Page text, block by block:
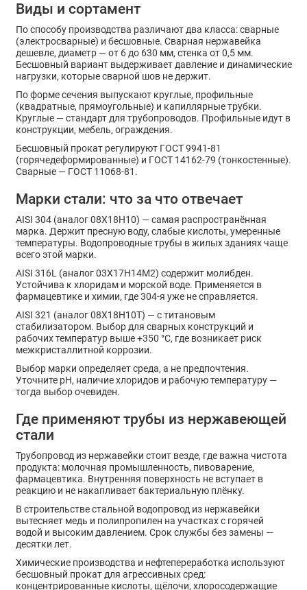
Виды и сортамент
По способу производства различают два класса: сварные
(электросварные) и бесшовные. Сварная нержавейка
дешевле, диаметр — от 6 до 630 мм, стенка от 0,5 мм.
Бесшовный вариант выдерживает давление и динамические
нагрузки, которые сварной шов не держит.
По форме сечения выпускают круглые, профильные
(квадратные, прямоугольные) и капиллярные трубки.
Круглые — стандарт для трубопроводов. Профильные идут в
конструкции, мебель, ограждения.
Бесшовный прокат регулируют ГОСТ 9941-81
(горячедеформированные) и ГОСТ 14162-79 (тонкостенные).
Сварные — ГОСТ 11068-81.
Марки стали: что за что отвечает
AISI 304 (аналог 08Х18Н10) — самая распространённая
марка. Держит пресную воду, слабые кислоты, умеренные
температуры. Водопроводные трубы в жилых зданиях чаще
всего этой марки.
AISI 316L (аналог 03Х17Н14М2) содержит молибден.
Устойчива к хлоридам и морской воде. Применяется в
фармацевтике и химии, где 304-я уже не справляется.
AISI 321 (аналог 08Х18Н10Т) — с титановым
стабилизатором. Выбор для сварных конструкций и
рабочих температур выше +350 °C, где возникает риск
межкристаллитной коррозии.
Выбор марки определяет среда, а не предпочтения.
Уточните pH, наличие хлоридов и рабочую температуру —
тогда выбор очевиден.
Где применяют трубы из нержавеющей
стали
Трубопровод из нержавейки стоит везде, где важна чистота
продукта: молочная промышленность, пивоварение,
фармацевтика. Внутренняя поверхность не вступает в
реакцию и не накапливает бактериальную плёнку.
В строительстве стальной водопровод из нержавейки
вытесняет медь и полипропилен на участках с горячей
водой и высоким давлением. Срок службы без замены —
десятки лет.
Химические производства и нефтепереработка используют
бесшовный прокат для агрессивных сред:
концентрированные кислоты, щёлочи, хлоросодержащие